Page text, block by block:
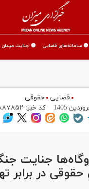
🟡 سامانه‌های قضایی 🟡 جنایت
قضایی حقوقی
کد خبر:
جنایت
در برابر